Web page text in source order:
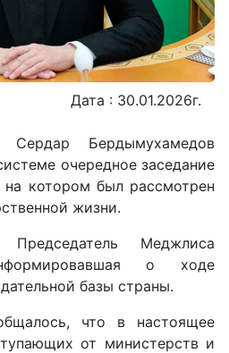
Дата : 30.01.2026г.
Сердар Бердымухамедов
очередное заседание
котором был рассмотрен
жизни.
Меджлиса
о ходе
базы страны.
что в настоящее
от министерств и